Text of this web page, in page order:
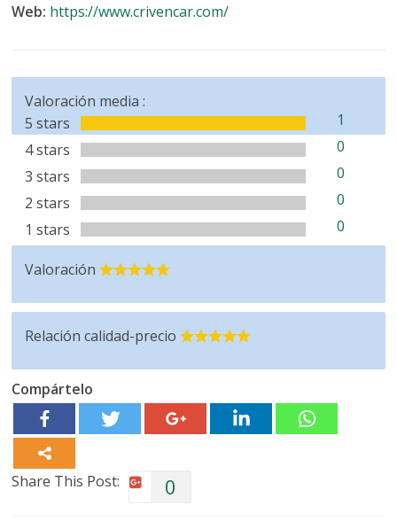
Web: https://www.crivencar.com/
Valoración media :
5 stars
1
4 stars
0
3 stars
0
2 stars
0
1 stars
0
Valoración
Relación calidad-precio
Compártelo
Share This Post: 0